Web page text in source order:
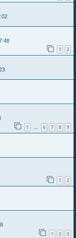
1 2
1 … 6 7 8 9
1 2
1 2 3